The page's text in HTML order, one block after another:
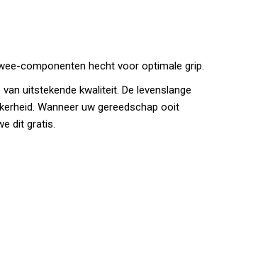
componenten hecht voor optimale grip.
uitstekende kwaliteit. De levenslange
Wanneer uw gereedschap ooit
dit gratis.